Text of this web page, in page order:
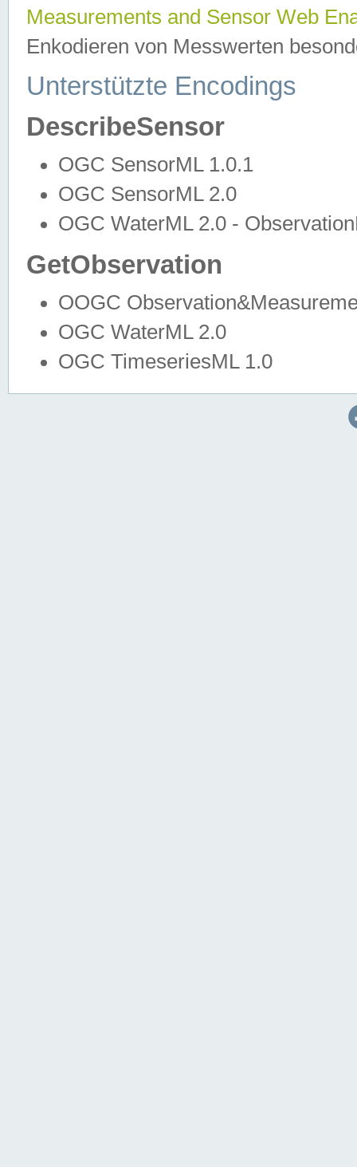
Measurements and Sensor Web
Enkodieren von Messwerten
Unterstützte Encodings
DescribeSensor
OGC SensorML 1.0.1
OGC SensorML 2.0
OGC WaterML 2.0 -
GetObservation
OOGC
OGC WaterML 2.0
OGC TimeseriesML 1.0